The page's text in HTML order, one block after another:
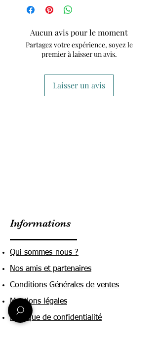
Aucun avis pour le moment
Partagez votre expérience, soyez le
premier à laisser un avis.
Laisser un avis
Informations
Qui sommes-nous ?
Nos amis et partenaires
Conditions Générales de ventes
Mentions légales
Politique de confidentialité